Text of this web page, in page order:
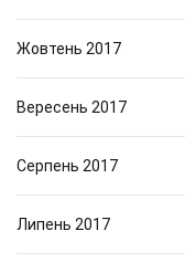
Жовтень 2017
Вересень 2017
Серпень 2017
Липень 2017